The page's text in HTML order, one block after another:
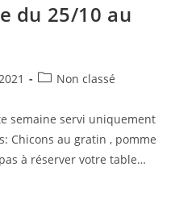
du 25/10 au
Non classé
semaine servi uniquement
Chicons au gratin , pomme
à réserver votre table…